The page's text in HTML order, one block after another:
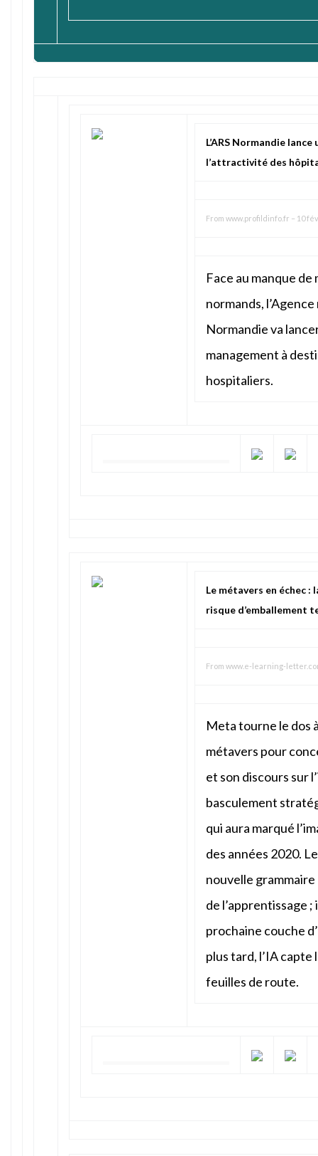
L’ARS Normandie
l’attractivité des
From www.profildinfo.fr – 10
Face au manque
normands,
Normandie va
management à
hospitaliers.
Le métavers en échec
risque d’emballement
From www.e-learning-
Meta tourne le dos
métavers pour
et son discours sur
basculement
qui aura marqué
des années 2020.
nouvelle
de l’apprentissage ;
prochaine couche
plus tard, l’IA capte
feuilles de route.